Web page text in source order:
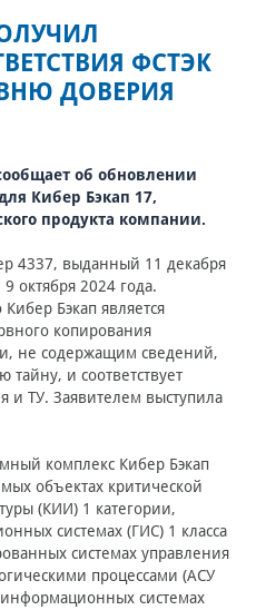
ФСТЭК
ДОВЕРИЯ
об обновлении
Кибер Бэкап 17,
продукта компании.
4337, выданный 11 декабря
октября 2024 года.
Бэкап является
копирования
не содержащим сведений,
тайну, и соответствует
и ТУ. Заявителем выступила
комплекс Кибер Бэкап
объектах критической
(КИИ) 1 категории,
системах (ГИС) 1 класса
системах управления
процессами (АСУ
системах